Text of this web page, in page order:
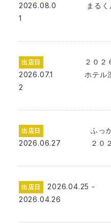
2026.08.0
1
まる
出店日
2026.07.1
2
２０２
ホテル
出店日
2026.06.27
ふっ
２０
出店日
2026.04.25 -
2026.04.26